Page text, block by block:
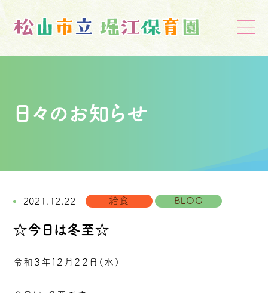
日々のお知らせ
2021.12.22 給食 BLOG
☆今日は冬至☆
令和３年１２月２２日（水）